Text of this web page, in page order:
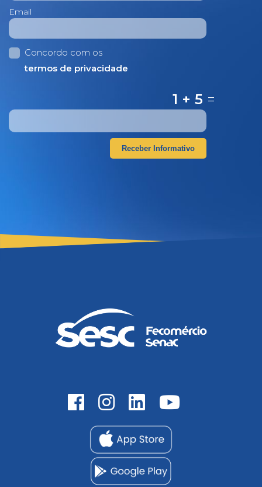
Email
Concordo com os
termos de privacidade
1 + 5 =
Receber Informativo